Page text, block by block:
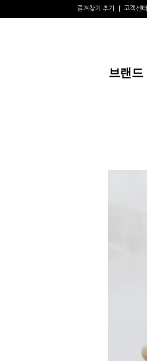
즐겨찾기 추가 고객센터
브랜드